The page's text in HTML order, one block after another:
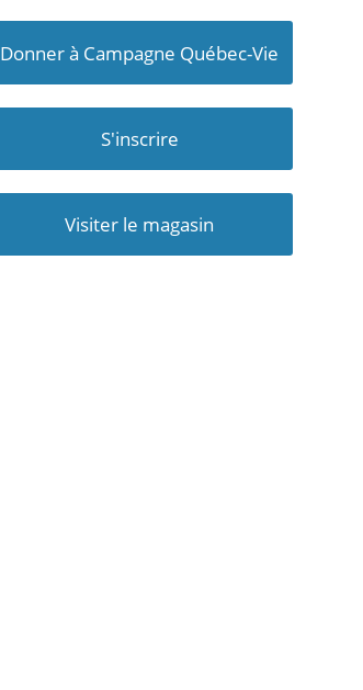
Donner à Campagne Québec-Vie
S'inscrire
Visiter le magasin